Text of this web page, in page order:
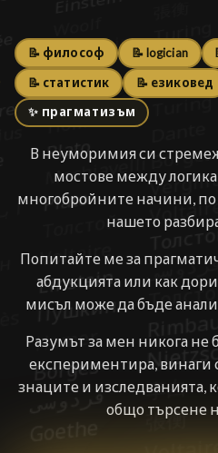
📝 философ 📝 logician
📝 статистик 📝 езиковед
✨ прагматизъм
В неуморимия си
мостове между
многобройните начини,
нашето
Попитайте ме за
абдукцията или как
мисъл може да бъде
Разумът за мен никога не
експериментира, винаги
знаците и изследванията,
общо търсене